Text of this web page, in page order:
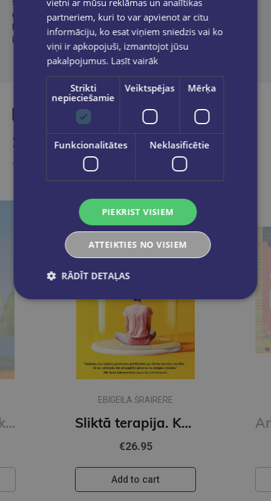
atklājumiem, ko vecāki piedzīvo bērna dzīves pirmajā gadā. Tā ir
lieliska lasāmviela jaunajiem vecākiem un skaista dāvana
kādam, kurš tikko kļuvis par mammu vai tēti.
Similar products
Take a look
Kā izaudzināt vikingu
EBIGEILA ŠRAIRERE
Sliktā terapija. Kāpēc bērni nepieaug
€26.95
Add to cart
vietni ar mūsu reklāmas un analītikas
partneriem, kuri to var apvienot ar citu
informāciju, ko esat viņiem sniedzis vai ko
viņi ir apkopojuši, izmantojot jūsu
pakalpojumus. Lasīt vairāk
Strikti
nepieciešamie
Veiktspējas Mērķa
Funkcionalitātes Neklasificētie
PIEKRIST VISIEM
ATTEIKTIES NO VISIEM
RĀDĪT DETAĻAS